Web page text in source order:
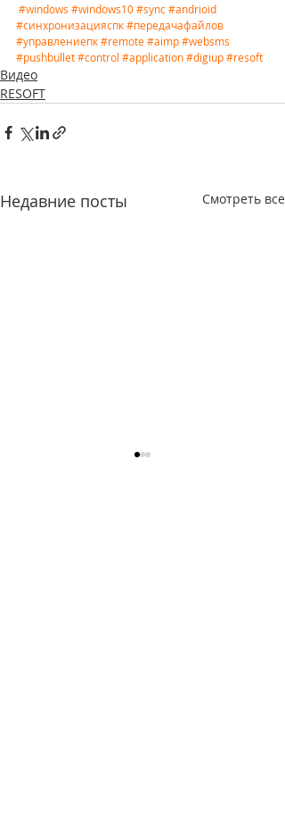
#windows #windows10#sync#andrioid
#синхронизацияспк#передачафайлов
#управлениепк#remote#aimp#websms
#pushbullet#control #application#digiup#resoft
Видео
RESOFT
Недавние посты Смотреть все